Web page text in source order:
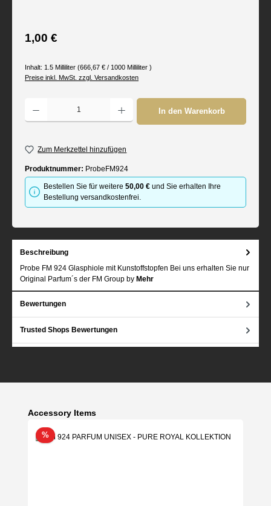
Regulärer Preis:
1,00 €
Inhalt: 1.5 Milliliter (666,67 € / 1000 Milliliter )
Preise inkl. MwSt. zzgl. Versandkosten
Produkt Anzahl: Gib den gewünschten Wert ein oder benutze die Schaltflächen um
In den Warenkorb
Zum Merkzettel hinzufügen
Produktnummer: ProbeFM924
Bestellen Sie für weitere50,00 € und Sie erhalten Ihre
Bestellung versandkostenfrei.
Beschreibung
Probe FM 924 Glasphiole mit Kunstoffstopfen Bei uns erhalten Sie nur
Original Parfum´s der FM Group by Mehr
Bewertungen
Trusted Shops Bewertungen
Produktgalerie überspringen
Accessory Items
%Rabatt